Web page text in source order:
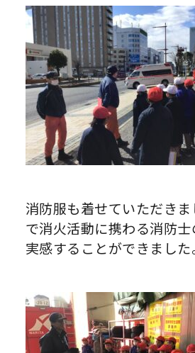
消防服も着せていただき
で消火活動に携わる消防
実感することができました